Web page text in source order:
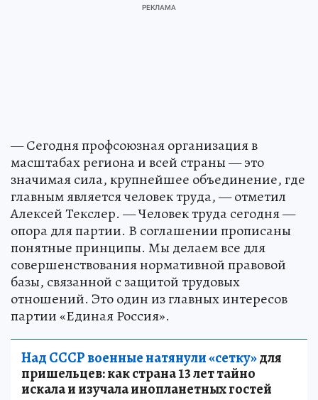
— Сегодня профсоюзная организация в
масштабах региона и всей страны — это
значимая сила, крупнейшее объединение, где
главным является человек труда, — отметил
Алексей Текслер. — Человек труда сегодня —
опора для партии. В соглашении прописаны
понятные принципы. Мы делаем все для
совершенствования нормативной правовой
базы, связанной с защитой трудовых
отношений. Это один из главных интересов
партии «Единая Россия».
Над СССР военные натянули «сетку»для
пришельцев: как страна 13 лет тайно
искала и изучала инопланетных гостей